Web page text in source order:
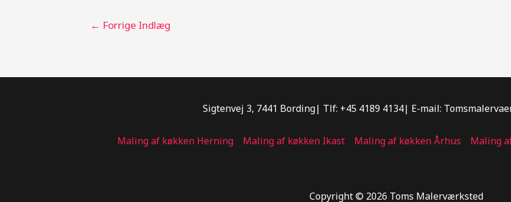
Indlægsnavigation
← Forrige Indlæg
Sigtenvej 3, 7441 Bording| Tlf: +45 4189 4134| E-mail:
Maling af køkken Herning Maling af køkken Ikast Maling af køkken Århus Maling
Copyright © 2026 Toms Malerværksted